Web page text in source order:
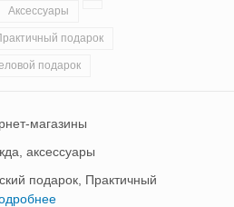
Аксессуары
подарок
подарок
магазины
аксессуары
подарок, Практичный